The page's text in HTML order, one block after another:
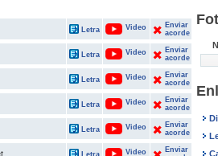
Letra Video
Enviar
acorde
Letra Video
Enviar
acorde
Letra Video
Enviar
acorde
Letra Video
Enviar
acorde
Letra Video
Enviar
acorde
Letra Video
Enviar